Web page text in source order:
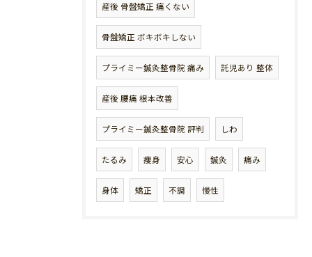
産後 骨盤矯正 痛くない
骨盤矯正 ボキボキしない
プライミー鍼灸整骨院 痛み 託児あり 整体
産後 腰痛 根本改善
プライミー鍼灸整骨院 評判 しわ
たるみ 痩身 安心 鍼灸 痛み
身体 矯正 不調 慢性